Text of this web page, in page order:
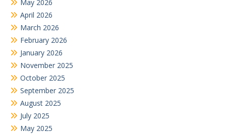
May 2026
April 2026
March 2026
February 2026
January 2026
November 2025
October 2025
September 2025
August 2025
July 2025
May 2025